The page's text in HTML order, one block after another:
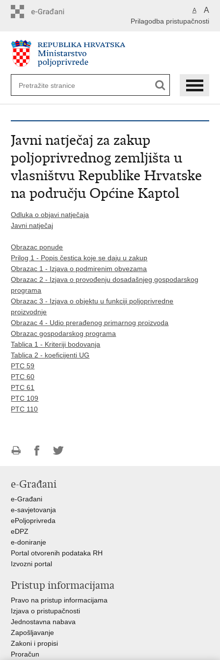
A A
Prilagodba pristupačnosti
Javni natječaj za zakup
poljoprivrednog zemljišta u
vlasništvu Republike Hrvatske
na području Općine Kaptol
Odluka o objavi natječaja
Javni natječaj
Obrazac ponude
Prilog 1 - Popis čestica koje se daju u zakup
Obrazac 1 - Izjava o podmirenim obvezama
Obrazac 2 - Izjava o provođenju dosadašnjeg gospodarskog
programa
Obrazac 3 - Izjava o objektu u funkciji poljoprivredne
proizvodnje
Obrazac 4 - Udio prerađenog primarnog proizvoda
Obrazac gospodarskog programa
Tablica 1 - Kriteriji bodovanja
Tablica 2 - koeficijenti UG
PTC 59
PTC 60
PTC 61
PTC 109
PTC 110
FacebookuTwitteru
e-Građani
e-Građani
e-savjetovanja
ePoljoprivreda
eDPZ
e-doniranje
Portal otvorenih podataka RH
Izvozni portal
Pristup informacijama
Pravo na pristup informacijama
Izjava o pristupačnosti
Jednostavna nabava
Zapošljavanje
Zakoni i propisi
Proračun